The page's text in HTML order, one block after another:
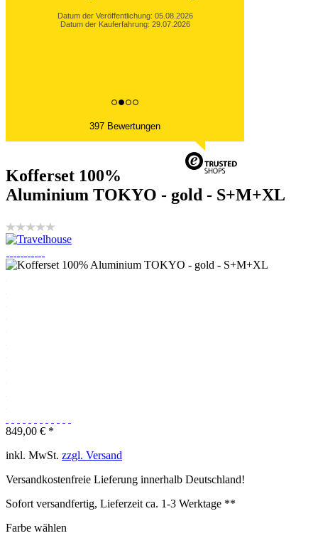
Datum der Veröffentlichung: 05.08.2026
Datum der Kauferfahrung: 29.07.2026
397 Bewertungen
Kofferset 100%
Aluminium TOKYO - gold - S+M+XL
849,00 € *
inkl. MwSt. zzgl. Versand
Versandkostenfreie Lieferung innerhalb Deutschland!
Sofort versandfertig, Lieferzeit ca. 1-3 Werktage **
Farbe wählen